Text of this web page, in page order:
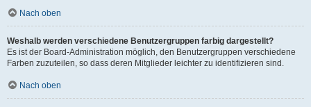
Nach oben
Weshalb werden verschiedene Benutzergruppen farbig dargestellt?
Es ist der Board-Administration möglich, den Benutzergruppen verschiedene
Farben zuzuteilen, so dass deren Mitglieder leichter zu identifizieren sind.
Nach oben